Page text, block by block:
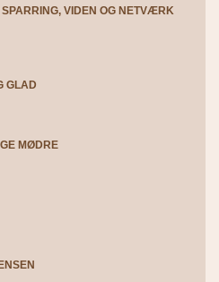
VIDEN OG NETVÆRK
GLAD
MØDRE